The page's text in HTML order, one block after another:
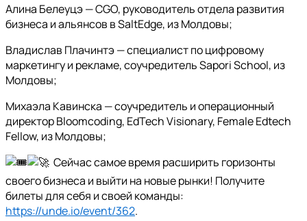
Алина Белеуцэ — CGO, руководитель отдела развития
бизнеса и альянсов в SaltEdge, из Молдовы;
Владислав Плачинтэ — специалист по цифровому
маркетингу и рекламе, соучредитель Sapori School, из
Молдовы;
Михаэла Кавинска — соучредитель и операционный
директор Bloomcoding, EdTech Visionary, Female Edtech
Fellow, из Молдовы;
Сейчас самое время расширить горизонты
своего бизнеса и выйти на новые рынки! Получите
билеты для себя и своей команды:
https://unde.io/event/362.